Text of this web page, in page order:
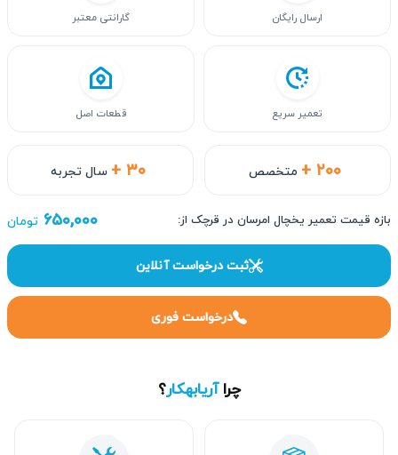
+ ۲۰۰ متخصص + ۳۰ سال تجربه
ارسال رایگان گارانتی معتبر
تعمیر سریع قطعات اصل
بازه قیمت تعمیر یخچال امرسان در قرچک از: ۶۵۰,۰۰۰ تومان
ثبت درخواست آنلاین
درخواست فوری
چراآریابهکار؟